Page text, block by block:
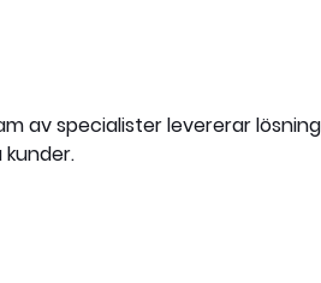
av specialister levererar